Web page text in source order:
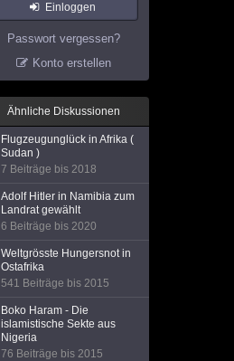
Einloggen
Passwort vergessen?
Konto erstellen
Ähnliche Diskussionen
Flugzeugunglück in Afrika (
Sudan )
7 Beiträge bis 2018
Adolf Hitler in Namibia zum
Landrat gewählt
6 Beiträge bis 2020
Weltgrösste Hungersnot in
Ostafrika
541 Beiträge bis 2015
Boko Haram - Die
islamistische Sekte aus
Nigeria
76 Beiträge bis 2015